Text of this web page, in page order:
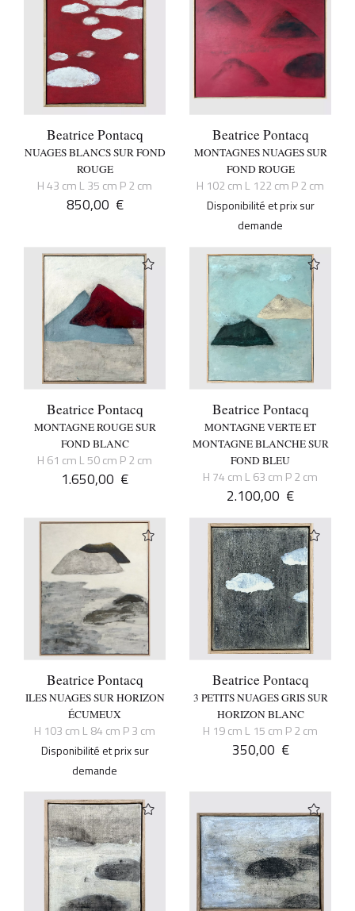
Beatrice Pontacq
NUAGES BLANCS SUR FOND
ROUGE
H 43 cm L 35 cm P 2 cm
850,00 €
Beatrice Pontacq
MONTAGNES NUAGES SUR
FOND ROUGE
H 102 cm L 122 cm P 2 cm
Disponibilité et prix sur
demande
Beatrice Pontacq
MONTAGNE ROUGE SUR
FOND BLANC
H 61 cm L 50 cm P 2 cm
1.650,00 €
Beatrice Pontacq
MONTAGNE VERTE ET
MONTAGNE BLANCHE SUR
FOND BLEU
H 74 cm L 63 cm P 2 cm
2.100,00 €
Beatrice Pontacq
ILES NUAGES SUR HORIZON
ÉCUMEUX
H 103 cm L 84 cm P 3 cm
Disponibilité et prix sur
demande
Beatrice Pontacq
3 PETITS NUAGES GRIS SUR
HORIZON BLANC
H 19 cm L 15 cm P 2 cm
350,00 €